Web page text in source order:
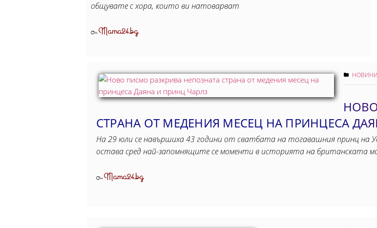
общувате с хора, които ви натоварват
ОтMama24.bg
НОВИНИ
СТРАНА ОТ МЕДЕНИЯ МЕСЕЦ НА ПРИНЦЕСА
На 29 юли се навършиха 43 години от сватбата на тогавашния принц на
остава сред най-запомнящите се моменти в историята на британската
ОтMama24.bg